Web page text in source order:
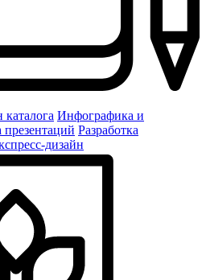
каталога Инфографика и
презентаций Разработка
дизайн